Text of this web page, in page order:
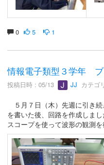
0 5 1
情報電子類型３学年
投稿日時 : 05/13 JJ カテゴ
５月７日（木）先週に引き
を書いた後、回路を作成しま
スコープを使って波形の観測を